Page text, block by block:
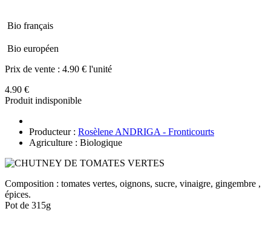
Bio français
Bio européen
Prix de vente : 4.90 € l'unité
4.90 €
Produit indisponible
Producteur : Rosèlene ANDRIGA - Fronticourts
Agriculture : Biologique
Composition : tomates vertes, oignons, sucre, vinaigre, gingembre ,
épices.
Pot de 315g